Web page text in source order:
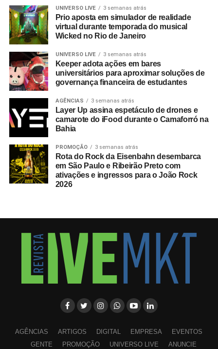
UNIVERSO LIVE 3 semanas atrás
Prio aposta em simulador de realidade
virtual durante temporada do musical
Wicked no Rio de Janeiro
UNIVERSO LIVE 3 semanas atrás
Keeper adota ações em bares
universitários para aproximar soluções de
governança financeira de estudantes
AGÊNCIAS 3 semanas atrás
Layer Up assina espetáculo de drones e
camarote do iFood durante o Camaforró na
Bahia
PROMOÇÃO 3 semanas atrás
Rota do Rock da Eisenbahn desembarca
em São Paulo e Ribeirão Preto com
ativações e ingressos para o João Rock
2026
AGÊNCIAS ARTIGOS DIGITAL EMPRESA
EVENTOS
GENTE
PROMOÇÃO UNIVERSO LIVE ANUNCIE